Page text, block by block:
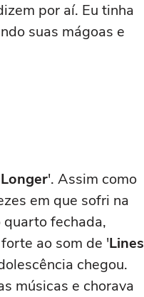
por aí. Eu tinha
suas mágoas e
'. Assim como
em que sofri na
quarto fechada,
ao som de 'Lines
chegou.
músicas e chorava